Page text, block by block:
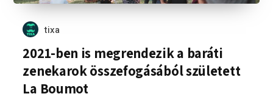
tixa
2021-ben is megrendezik a baráti
zenekarok összefogásából született
La Boumot